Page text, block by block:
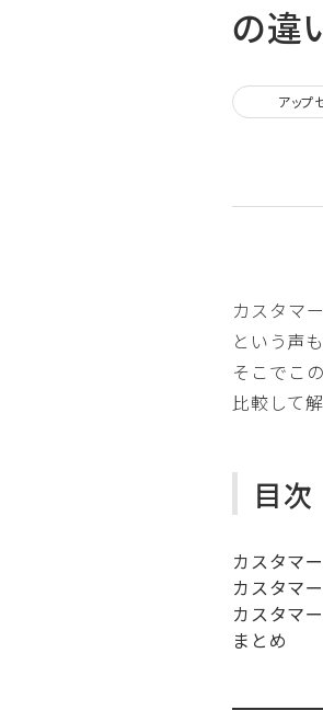
の違
アップ
カスタマ
という声
そこでこ
比較して
目次
カスタマ
カスタマ
カスタマ
まとめ